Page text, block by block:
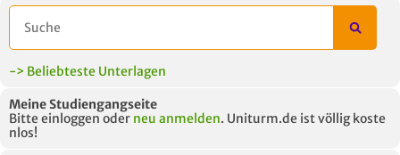
UNTERLAGE
-> Beliebteste Unterlagen
Meine Studiengangseite
Bitte einloggen oder neu anmelden. Uniturm.de ist völlig koste
nlos!